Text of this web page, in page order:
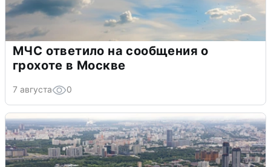
МЧС ответило на сообщения о
грохоте в Москве
7 августа 0